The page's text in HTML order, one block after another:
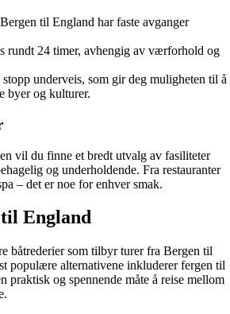
til England har faste avganger
rundt 24 timer, avhengig av værforhold og
underveis, som gir deg muligheten til å
byer og kulturer.
vil du finne et bredt utvalg av fasiliteter
og underholdende. Fra restauranter
– det er noe for enhver smak.
England
båtrederier som tilbyr turer fra Bergen til
populære alternativene inkluderer fergen til
praktisk og spennende måte å reise mellom